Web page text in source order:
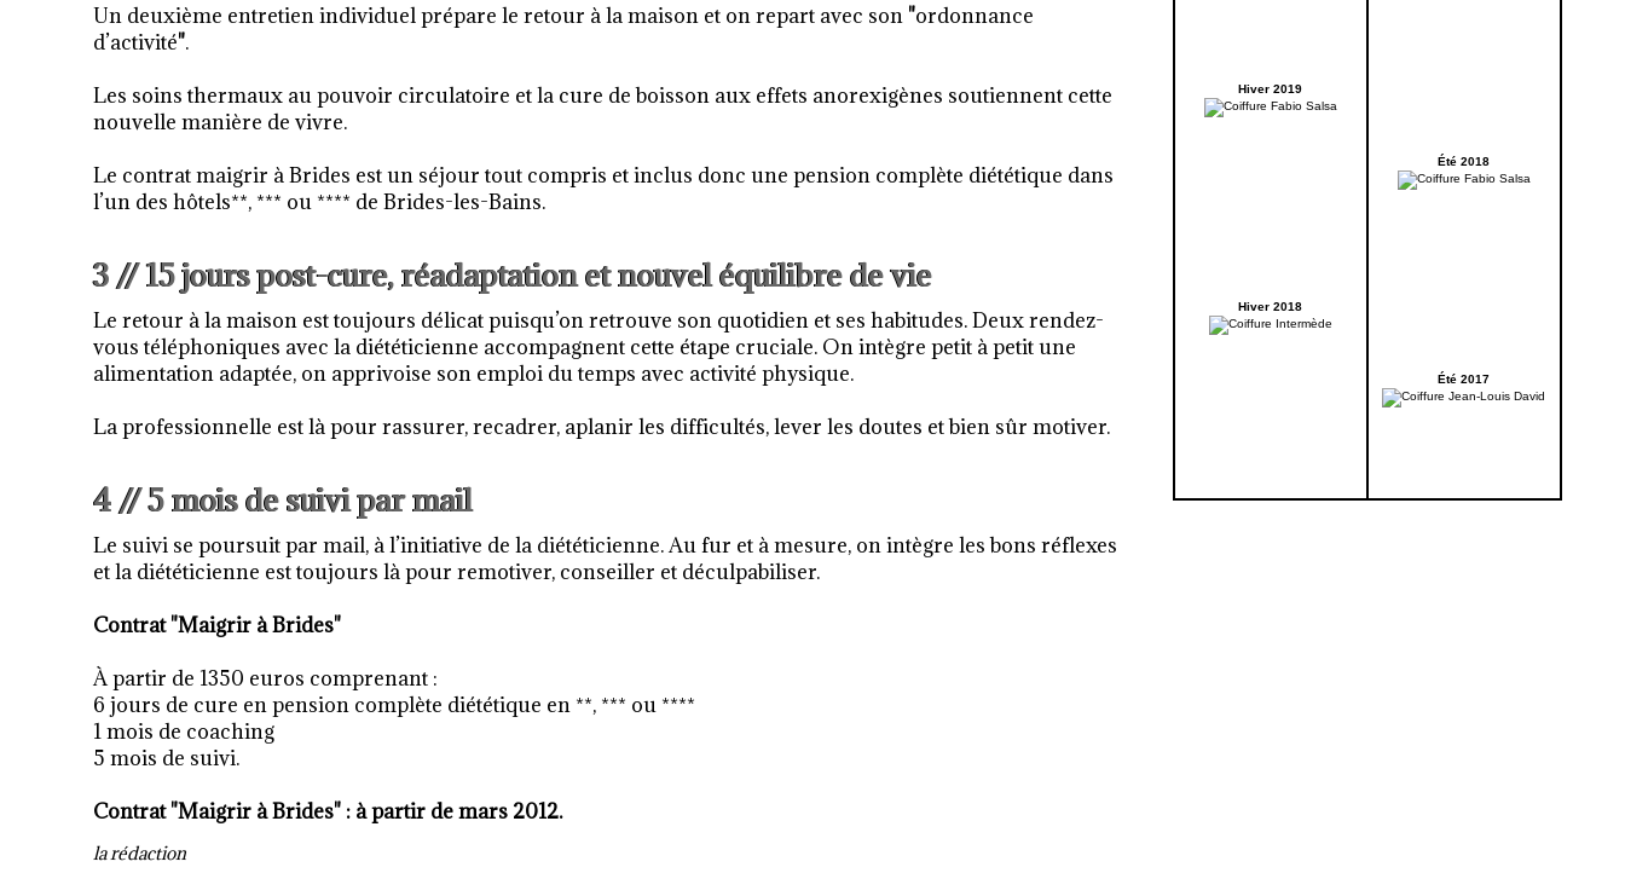
Un deuxième entretien individuel prépare le retour à la maison et on repart avec son "ordonnance
d’activité".
Les soins thermaux au pouvoir circulatoire et la cure de boisson aux effets anorexigènes soutiennent cette
nouvelle manière de vivre.
Le contrat maigrir à Brides est un séjour tout compris et inclus donc une pension complète diététique dans
l’un des hôtels**, *** ou **** de Brides-les-Bains.
3 // 15 jours post-cure, réadaptation et nouvel équilibre de vie
Le retour à la maison est toujours délicat puisqu’on retrouve son quotidien et ses habitudes. Deux rendez-
vous téléphoniques avec la diététicienne accompagnent cette étape cruciale. On intègre petit à petit une
alimentation adaptée, on apprivoise son emploi du temps avec activité physique.
La professionnelle est là pour rassurer, recadrer, aplanir les difficultés, lever les doutes et bien sûr motiver.
4 // 5 mois de suivi par mail
Le suivi se poursuit par mail, à l’initiative de la diététicienne. Au fur et à mesure, on intègre les bons réflexes
et la diététicienne est toujours là pour remotiver, conseiller et déculpabiliser.
Contrat "Maigrir à Brides"
À partir de 1350 euros comprenant :
6 jours de cure en pension complète diététique en **, *** ou ****
1 mois de coaching
5 mois de suivi.
Contrat "Maigrir à Brides" : à partir de mars 2012.
la rédaction
Hiver 2019
Hiver 2018
Été 2018
Été 2017